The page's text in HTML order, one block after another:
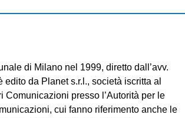
di Milano nel 1999, diretto dall’avv.
edito da Planet s.r.l., società iscritta al
Comunicazioni presso l’Autorità per le
cui fanno riferimento anche le